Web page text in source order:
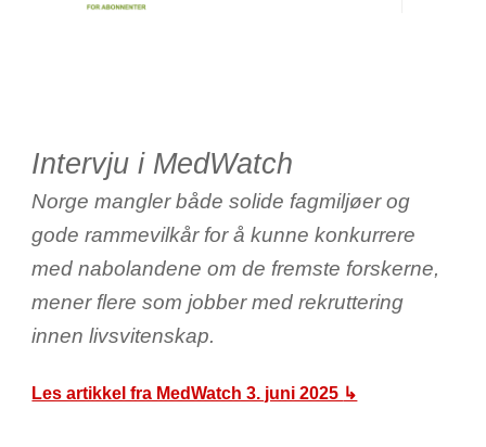
Intervju i MedWatch
Norge mangler både solide fagmiljøer og
gode rammevilkår for å kunne konkurrere
med nabolandene om de fremste forskerne,
mener flere som jobber med rekruttering
innen livsvitenskap.
Les artikkel fra MedWatch 3. juni 2025 ↳